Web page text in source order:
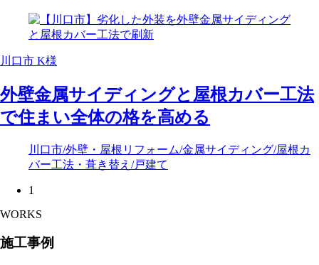
川口市 K様
外壁金属サイディングと屋根カバー工法
で住まい全体の格を高める
川口市/外壁・屋根リフォーム/金属サイディング/屋根カ
バー工法・葺き替え /戸建て
1
WORKS
施工事例